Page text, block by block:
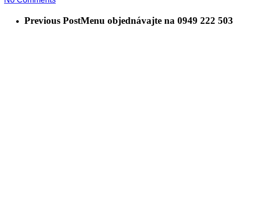
Previous PostMenu objednávajte na 0949 222 503